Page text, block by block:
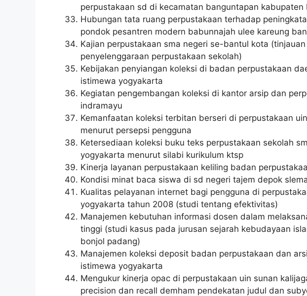
perpustakaan sd di kecamatan banguntapan
Hubungan tata ruang perpustakaan terhadap
pondok pesantren modern babunnajah ulee kareung
Kajian perpustakaan sma negeri se-bantul kota
penyelenggaraan perpustakaan sekolah)
Kebijakan penyiangan koleksi di badan perpustakaan
istimewa yogyakarta
Kegiatan pengembangan koleksi di kantor arsip dan
indramayu
Kemanfaatan koleksi terbitan berseri di perpustakaan
menurut persepsi pengguna
Ketersediaan koleksi buku teks perpustakaan sekolah
yogyakarta menurut silabi kurikulum ktsp
Kinerja layanan perpustakaan keliling badan
Kondisi minat baca siswa di sd negeri tajem depok
Kualitas pelayanan internet bagi pengguna di
yogyakarta tahun 2008 (studi tentang efektivitas)
Manajemen kebutuhan informasi dosen dalam
tinggi (studi kasus pada jurusan sejarah kebudayaan
bonjol padang)
Manajemen koleksi deposit badan perpustakaan dan
istimewa yogyakarta
Mengukur kinerja opac di perpustakaan uin sunan
precision dan recall demham pendekatan judul dan